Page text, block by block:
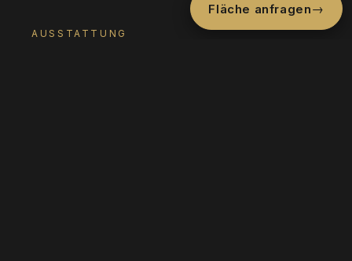
AUSSTATTUNG
Fläche anfragen→